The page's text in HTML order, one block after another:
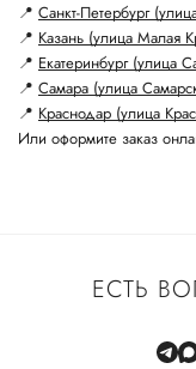
📍 Санкт-Петербург
📍 Казань (улица Малая
📍 Екатеринбург (улица
📍 Самара (улица
📍 Краснодар (улица
Или оформите заказ
ЕСТЬ